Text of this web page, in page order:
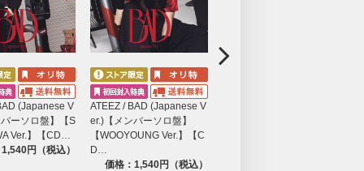
品ページの表記の変更はございません。ご
(Japanese V
ーソロ盤】【S
Ver.】【CD…
円（税込）
ATEEZ / BAD (Japanese V
er.)【メンバーソロ盤】
【WOOYOUNG Ver.】【C
D…
価格：1,540円（税込）